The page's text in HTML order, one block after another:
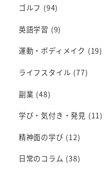
ゴルフ (94)
英語学習 (9)
運動・ボディメイク (19)
ライフスタイル (77)
副業 (48)
学び・気付き・発見 (11)
精神面の学び (12)
日常のコラム (38)